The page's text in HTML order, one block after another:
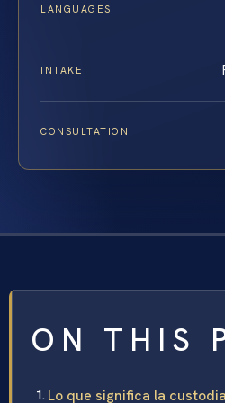
LANGUAGES
INTAKE
CONSULTATION
ON THIS
Lo que significa la